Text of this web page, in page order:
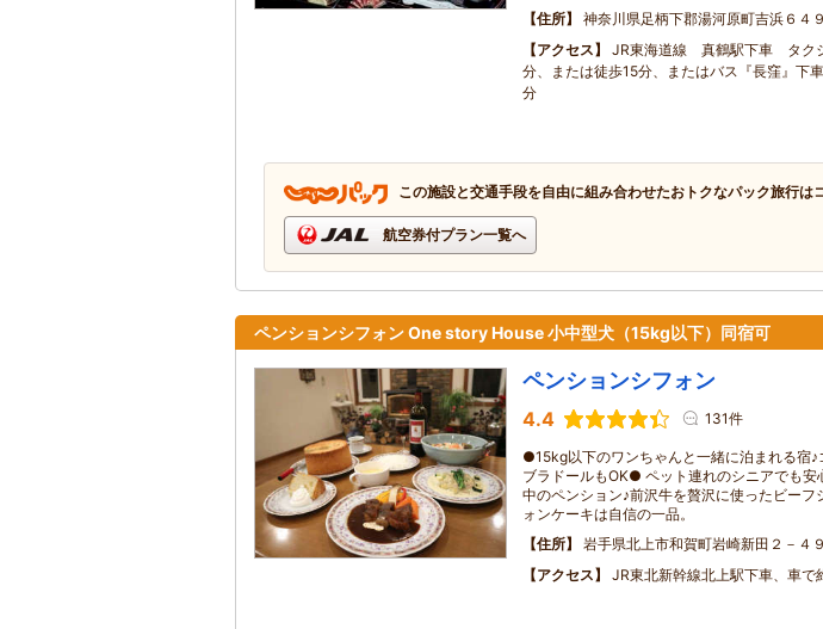
住所
神奈川県足柄下郡湯河原町吉浜６４
アクセス
JR東海道線 真鶴駅下車 タク
分、または徒歩15分、またはバス『長窪』下
分
この施設と交通手段を自由に組み合わせたおトクなパック旅行は
航空券付プラン一覧へ
ペンションシフォン One story House 小中型犬（15kg以下）同宿可
ペンションシフォン
4.4 131件
●15kg以下のワンちゃんと一緒に泊まれる宿♪
ブラドールもOK● ペット連れのシニアでも安
中のペンション♪前沢牛を贅沢に使ったビーフ
ォンケーキは自信の一品。
住所
岩手県北上市和賀町岩崎新田２－４
アクセス
JR東北新幹線北上駅下車、車で